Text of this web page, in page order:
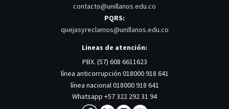
contacto@unillanos.edu.co
PQRS:
quejasyreclamos@unillanos.edu.co
Lineas de atención:
PBX. (57) 608 6611623
línea anticorrupción 018000 918 641
línea nacional 018000 918 641
Whatsapp +57 322 292 31 94